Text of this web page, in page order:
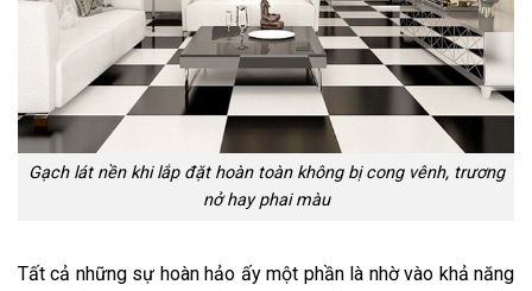
Gạch lát nền khi lắp đặt hoàn toàn không bị cong vênh, trương
nở hay phai màu
Tất cả những sự hoàn hảo ấy một phần là nhờ vào khả năng